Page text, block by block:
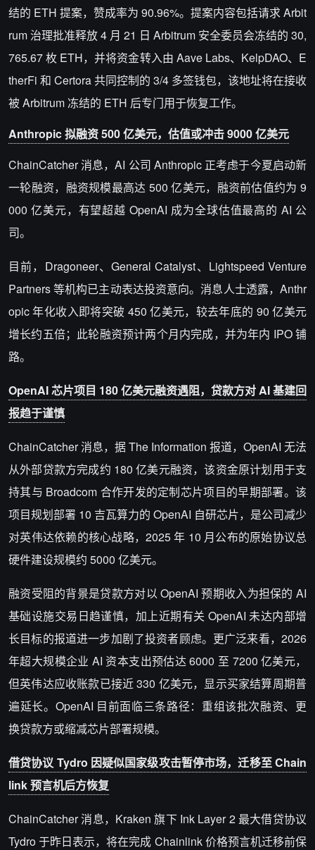
结的 ETH 提案，赞成率为 90.96%。提案内容包括请求 Arbit
rum 治理批准释放 4 月 21 日 Arbitrum 安全委员会冻结的 30,
765.67 枚 ETH，并将资金转入由 Aave Labs、KelpDAO、E
therFi 和 Certora 共同控制的 3/4 多签钱包，该地址将在接收
被 Arbitrum 冻结的 ETH 后专门用于恢复工作。
Anthropic 拟融资 500 亿美元，估值或冲击 9000 亿美元
ChainCatcher 消息，AI 公司 Anthropic 正考虑于今夏启动新
一轮融资，融资规模最高达 500 亿美元，融资前估值约为 9
000 亿美元，有望超越 OpenAI 成为全球估值最高的 AI 公
司。
目前，Dragoneer、General Catalyst、Lightspeed Venture
Partners 等机构已主动表达投资意向。消息人士透露，Anthr
opic 年化收入即将突破 450 亿美元，较去年底的 90 亿美元
增长约五倍；此轮融资预计两个月内完成，并为年内 IPO 铺
路。
OpenAI 芯片项目 180 亿美元融资遇阻，贷款方对 AI 基建回
报趋于谨慎
ChainCatcher 消息， 据 The Information 报道，OpenAI 无法
从外部贷款方完成约 180 亿美元融资，该资金原计划用于支
持其与 Broadcom 合作开发的定制芯片项目的早期部署。该
项目规划部署 10 吉瓦算力的 OpenAI 自研芯片，是公司减少
对英伟达依赖的核心战略，2025 年 10 月公布的原始协议总
硬件建设规模约 5000 亿美元。
融资受阻的背景是贷款方对以 OpenAI 预期收入为担保的 AI
基础设施交易日趋谨慎，加上近期有关 OpenAI 未达内部增
长目标的报道进一步加剧了投资者顾虑。更广泛来看，2026
年超大规模企业 AI 资本支出预估达 6000 至 7200 亿美元，
但英伟达应收账款已接近 330 亿美元，显示买家结算周期普
遍延长。OpenAI 目前面临三条路径：重组该批次融资、更
换贷款方或缩减芯片部署规模。
借贷协议 Tydro 因疑似国家级攻击暂停市场，迁移至 Chain
link 预言机后方恢复
ChainCatcher 消息， Kraken 旗下 Ink Layer 2 最大借贷协议
Tydro 于昨日表示，将在完成 Chainlink 价格预言机迁移前保